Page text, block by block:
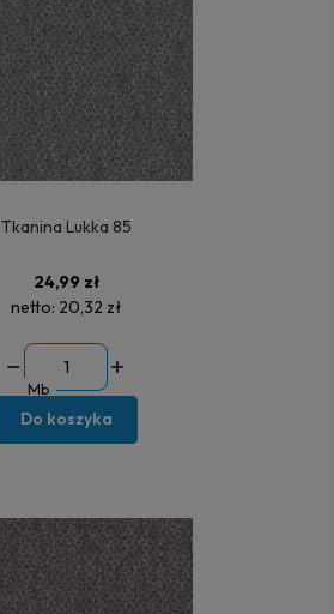
Tkanina Lukka 85
24,99 zł
netto: 20,32 zł
Mb
Do koszyka